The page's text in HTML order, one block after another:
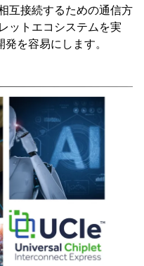
互接続するための通信方
ットエコシステムを実
を容易にします。